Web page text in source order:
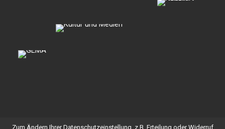
Zum Ändern Ihrer Datenschutzeinstellung, z.B. Erteilung oder Widerruf